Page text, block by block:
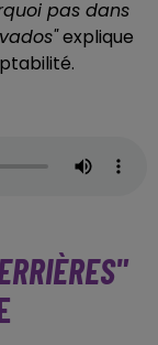
pas dans
explique